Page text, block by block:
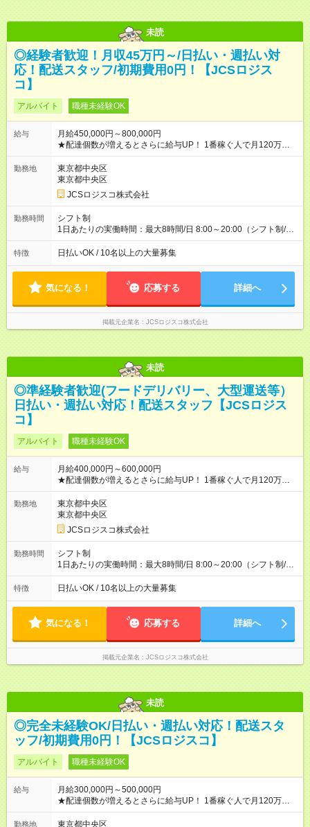
未読
◎経験者歓迎！月収45万円～/日払い・週払い対
応！配送スタッフ/初期費用0円！【JCSロジス
コ】
アルバイト 職種未経験OK
給与
月給450,000円～800,000円
★配達個数が増えるとさらに給与UP！ 1番稼ぐ人で月120万ほ
ど！ ・主要都市エリア 月収55万円／週5日稼働 月収65万~112
万円／週6日稼働 ・地方郊外エリア 月収40万円／週5日稼働 月
収40万円~50万円／週6日稼働 ＜モデルイメージ＞ ■月収50万
円 (27歳男性/江東区在住)※元建築関係 1日150個配達×25日勤務
(日休み) ■月収80万円(43歳男性/墨田区在住)※元営業 1日200個
勤務地
東京都中央区
東京都中央区
JCSロジスコ株式会社
勤務時間
シフト制
1日あたりの実働時間：最大8時間/日 8:00～20:00（シフト制/実
働8時間） ※週5日勤務（場所次第では週4も有り） ※配達状況に
よって時間外での勤務可能性有り ※案件により多少の前後あり
特徴 日払いOK / 10名以上の大量募集
気になる！ 応募する 詳細へ
掲載元企業名 JCSロジスコ株式会社
未読
◎準経験者歓迎(フードデリバリー、大型運送等）
日払い・週払い対応！配送スタッフ【JCSロジス
コ】
アルバイト 職種未経験OK
給与
月給400,000円～600,000円
★配達個数が増えるとさらに給与UP！ 1番稼ぐ人で月120万ほ
ど！ ・主要都市エリア 月収55万円／週5日稼働 月収65万~112
万円／週6日稼働 ・地方郊外エリア 月収40万円／週5日稼働 月
収40万円~50万円／週6日稼働 ＜モデルイメージ＞ ■月収50万
円 (27歳男性/江東区在住)※元建築関係 1日150個配達×25日勤務
(日休み) ■月収80万円(43歳男性/墨田区在住)※元営業 1日200個
勤務地
東京都中央区
東京都中央区
JCSロジスコ株式会社
勤務時間
シフト制
1日あたりの実働時間：最大8時間/日 8:00～20:00（シフト制/実
働8時間） ※週5日勤務（場所次第では週4も有り） ※配達状況に
よって時間外での勤務可能性有り ※案件により多少の前後あり
特徴 日払いOK / 10名以上の大量募集
気になる！ 応募する 詳細へ
掲載元企業名 JCSロジスコ株式会社
未読
◎完全未経験OK/日払い・週払い対応！配送スタ
ッフ/初期費用0円！【JCSロジスコ】
アルバイト 職種未経験OK
給与
月給300,000円～500,000円
★配達個数が増えるとさらに給与UP！ 1番稼ぐ人で月120万ほ
ど！ ・主要都市エリア 月収55万円／週5日稼働 月収65万~112
万円／週6日稼働 ・地方郊外エリア 月収40万円／週5日稼働 月
勤務地 東京都中央区